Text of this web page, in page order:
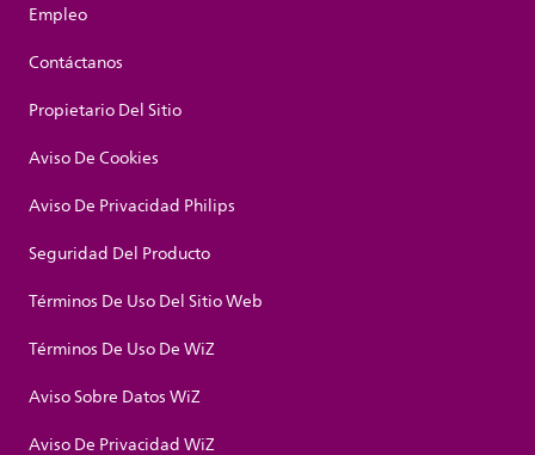
Empleo
Contáctanos
Propietario Del Sitio
Aviso De Cookies
Aviso De Privacidad Philips
Seguridad Del Producto
Términos De Uso Del Sitio Web
Términos De Uso De WiZ
Aviso Sobre Datos WiZ
Aviso De Privacidad WiZ